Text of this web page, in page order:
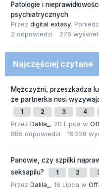
Patologie i
psychiatrycznych
Przez digital extasy,
2 odpowiedzi 276
Najczęściej czytane
Mężczyźni, przeszkadza
że partnerka nosi
1 2 3 4
Przez Dalila_ , 20 Lipca w
885 odpowiedzi 19 228
Panowie, czy szpilki
seksapilu?
1 2
Przez Dalila_ , 16 Lipca w